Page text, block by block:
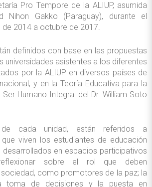
Pro Tempore de la ALIUP, asumida
Nihon Gakko (Paraguay), durante el
2014 a octubre de 2017.
definidos con base en las propuestas
universidades asistentes a los diferentes
por la ALIUP en diversos países de
y en la Teoría Educativa para la
Humano Integral del Dr. William Soto
cada unidad, están referidos a
viven los estudiantes de educación
desarrollados en espacios participativos
sobre el rol que deben
como promotores de la paz; la
toma de decisiones y la puesta en